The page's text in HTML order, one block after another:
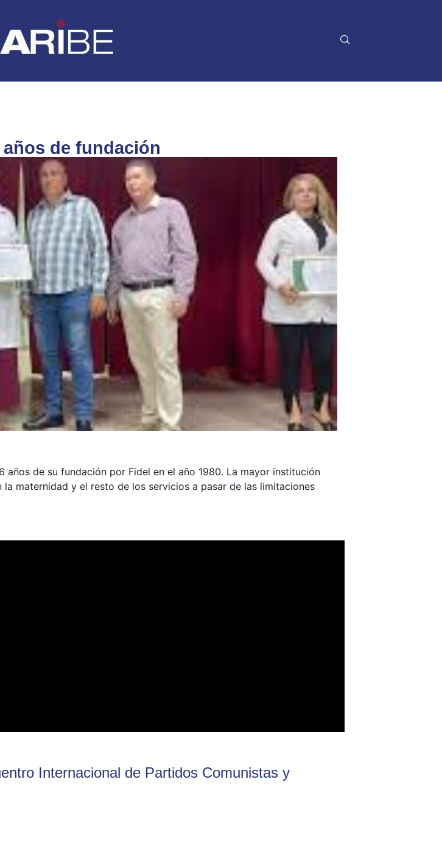
de fundación
de su fundación por Fidel en el año 1980. La mayor institución
maternidad y el resto de los servicios a pasar de las limitaciones
Internacional de Partidos Comunistas y